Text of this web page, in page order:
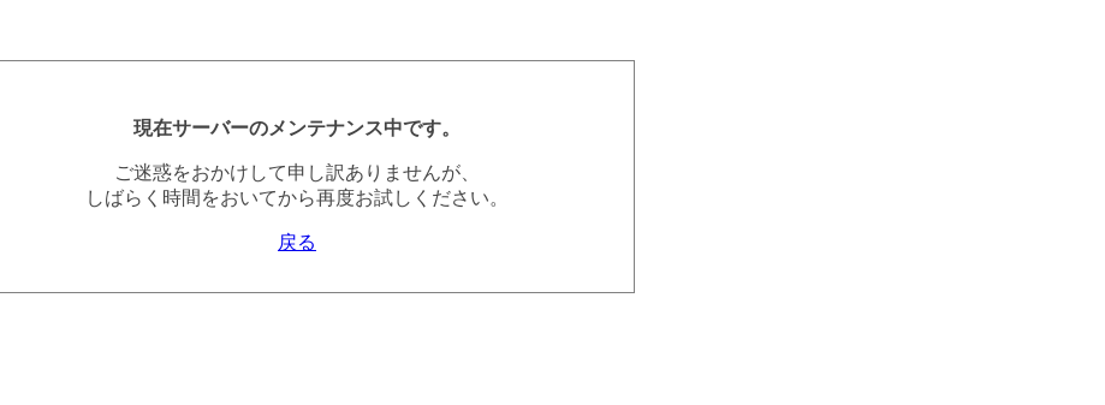
現在サーバーのメンテナンス中です。
ご迷惑をおかけして申し訳ありませんが、
しばらく時間をおいてから再度お試しください。
戻る